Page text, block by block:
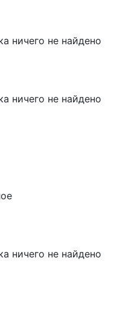
ничего не найдено
ничего не найдено
ничего не найдено